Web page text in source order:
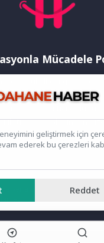
Mücadele
doğruluk ilkesi
eksik, hatalı veya
veya yanıltıcı
iletişim kanallarından
Ana Sayfa
yer alan içerikler izinsiz
geliştirmek için
ederek bu çerezleri
Reddet